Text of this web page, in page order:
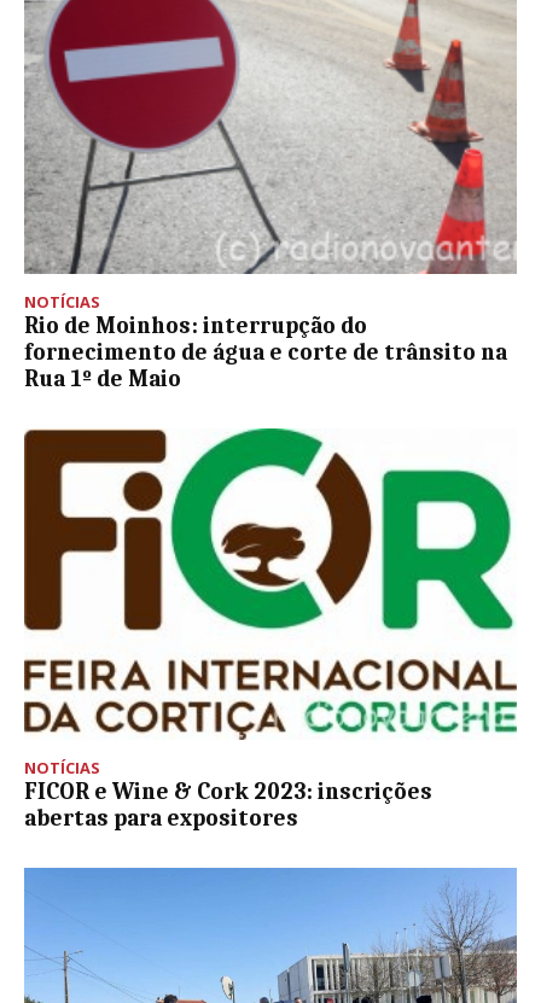
NOTÍCIAS
Rio de Moinhos: interrupção do
fornecimento de água e corte de trânsito na
Rua 1º de Maio
NOTÍCIAS
FICOR e Wine & Cork 2023: inscrições
abertas para expositores